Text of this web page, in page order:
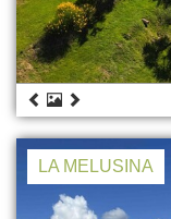
LA MELUSINA